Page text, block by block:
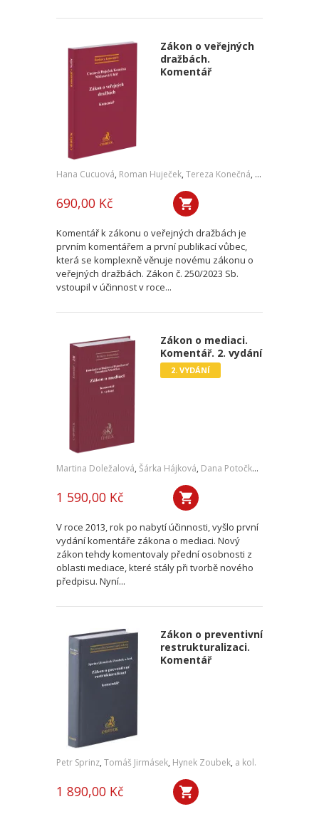
Zákon o veřejných
dražbách.
Komentář
Hana Cucuová, Roman Huječek, Tereza Konečná, Zdeňka
690,00 Kč
Komentář k zákonu o veřejných dražbách je
prvním komentářem a první publikací vůbec,
která se komplexně věnuje novému zákonu o
veřejných dražbách. Zákon č. 250/2023 Sb.
vstoupil v účinnost v roce...
Zákon o mediaci.
Komentář. 2. vydání
2. VYDÁNÍ
Martina Doležalová, Šárka Hájková, Dana Potočková
1 590,00 Kč
V roce 2013, rok po nabytí účinnosti, vyšlo první
vydání komentáře zákona o mediaci. Nový
zákon tehdy komentovaly přední osobnosti z
oblasti mediace, které stály při tvorbě nového
předpisu. Nyní...
Zákon o preventivní
restrukturalizaci.
Komentář
Petr Sprinz, Tomáš Jirmásek, Hynek Zoubek, a kol.
1 890,00 Kč